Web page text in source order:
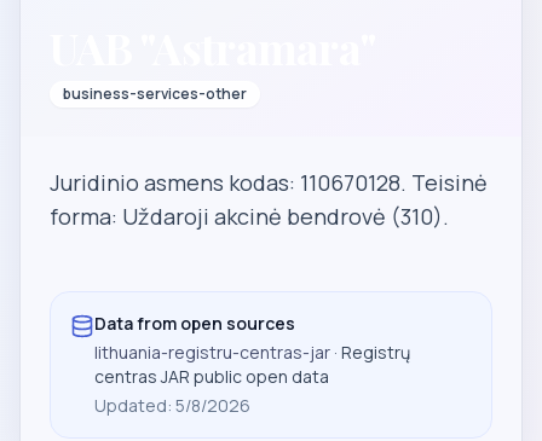
business-services-other
Juridinio asmens kodas: 110670128. Teisinė
forma: Uždaroji akcinė bendrovė (310).
Data from open sources
lithuania-registru-centras-jar · Registrų
centras JAR public open data
Updated: 5/8/2026